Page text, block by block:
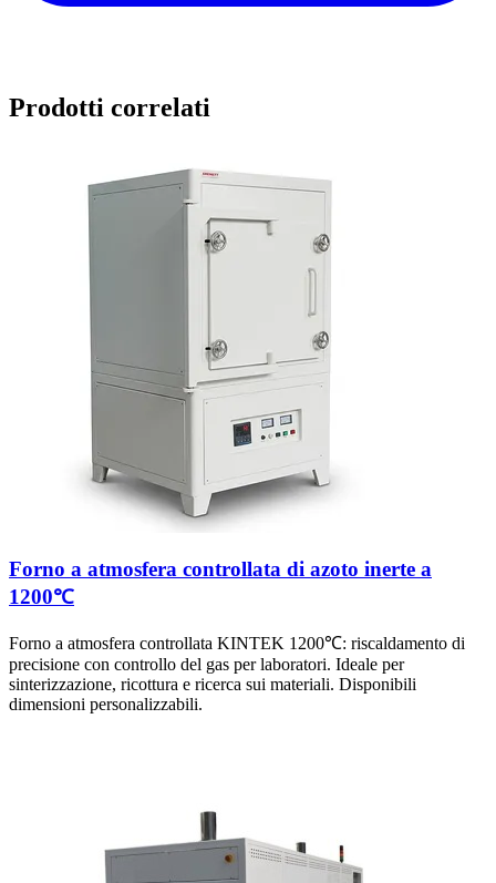
Prodotti correlati
Forno a atmosfera controllata di azoto inerte a
1200℃
Forno a atmosfera controllata KINTEK 1200℃: riscaldamento di
precisione con controllo del gas per laboratori. Ideale per
sinterizzazione, ricottura e ricerca sui materiali. Disponibili
dimensioni personalizzabili.